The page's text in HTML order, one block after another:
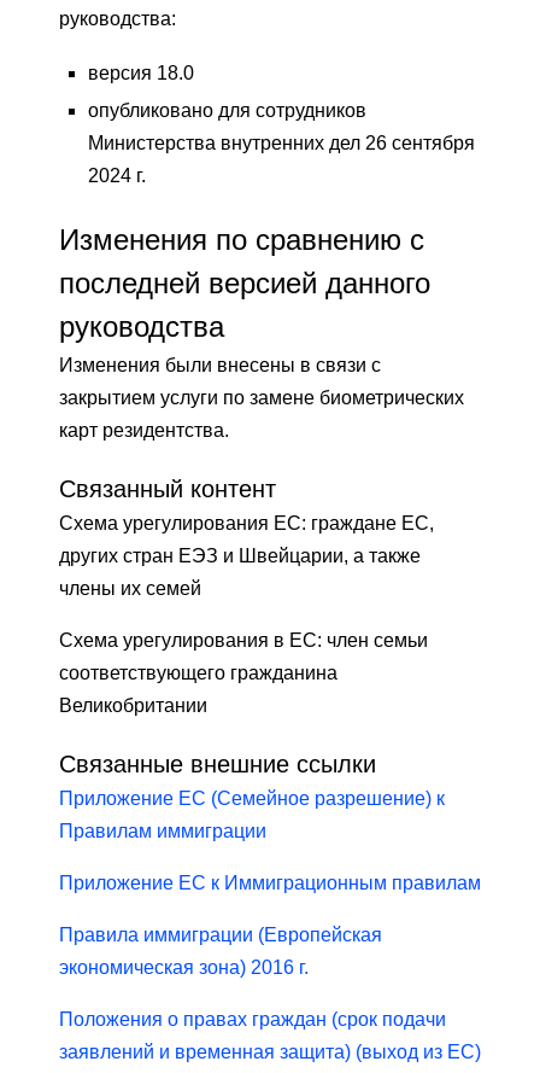
руководства:
версия 18.0
опубликовано для сотрудников
Министерства внутренних дел 26 сентября
2024 г.
Изменения по сравнению с
последней версией данного
руководства
Изменения были внесены в связи с
закрытием услуги по замене биометрических
карт резидентства.
Связанный контент
Схема урегулирования ЕС: граждане ЕС,
других стран ЕЭЗ и Швейцарии, а также
члены их семей
Схема урегулирования в ЕС: член семьи
соответствующего гражданина
Великобритании
Связанные внешние ссылки
Приложение ЕС (Семейное разрешение) к
Правилам иммиграции
Приложение ЕС к Иммиграционным правилам
Правила иммиграции (Европейская
экономическая зона) 2016 г.
Положения о правах граждан (срок подачи
заявлений и временная защита) (выход из ЕС)